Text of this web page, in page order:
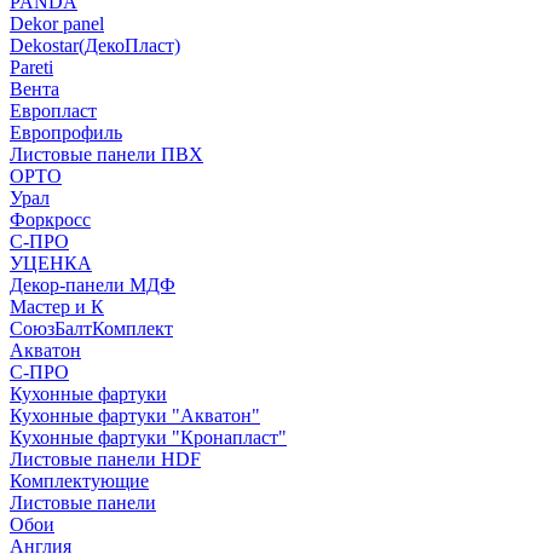
Dekor panel
Dekostar(ДекоПласт)
Pareti
Вента
Европласт
Европрофиль
Листовые панели ПВХ
ОРТО
Урал
Форкросс
С-ПРО
УЦЕНКА
Декор-панели МДФ
Мастер и К
СоюзБалтКомплект
Акватон
С-ПРО
Кухонные фартуки
Кухонные фартуки "Акватон"
Кухонные фартуки "Кронапласт"
Листовые панели HDF
Комплектующие
Листовые панели
Обои
Англия